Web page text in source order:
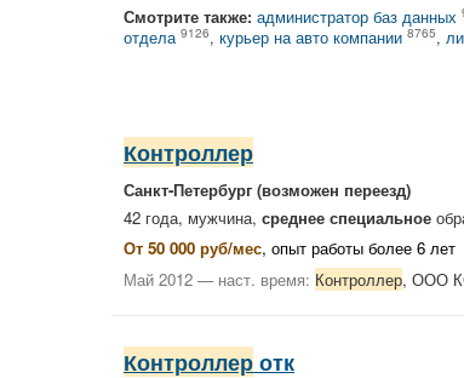
Смотрите также: администратор баз данных
отдела 9126, курьер на авто компании 8765,
Контроллер
Санкт-Петербург (возможен переезд)
42 года, мужчина, среднее специальное
От 50 000 руб/мес, опыт работы более 6 лет
Май 2012 — наст. время: Контроллер, ООО
Контроллер отк